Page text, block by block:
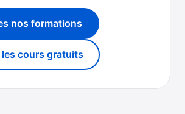
nos formations
cours gratuits